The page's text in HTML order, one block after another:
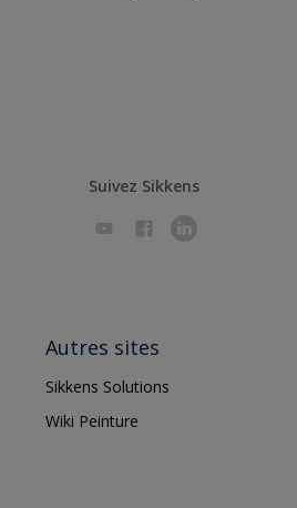
Suivez Sikkens
Autres sites
Sikkens Solutions
Wiki Peinture